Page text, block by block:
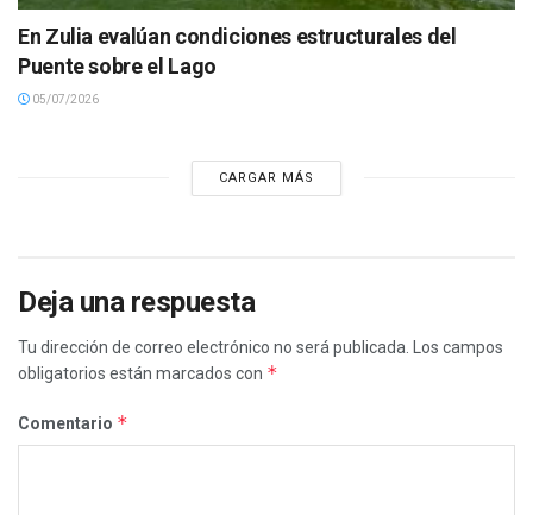
En Zulia evalúan condiciones estructurales del
Puente sobre el Lago
05/07/2026
CARGAR MÁS
Deja una respuesta
Tu dirección de correo electrónico no será publicada.
Los campos
obligatorios están marcados con *
Comentario *